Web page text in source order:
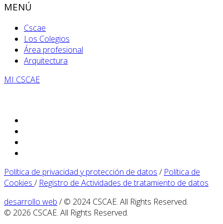
MENÚ
Cscae
Los Colegios
Área profesional
Arquitectura
MI CSCAE
Política de privacidad y protección de datos / Política de
Cookies / Registro de Actividades de tratamiento de datos
desarrollo web / © 2024 CSCAE. All Rights Reserved.
© 2026 CSCAE. All Rights Reserved.